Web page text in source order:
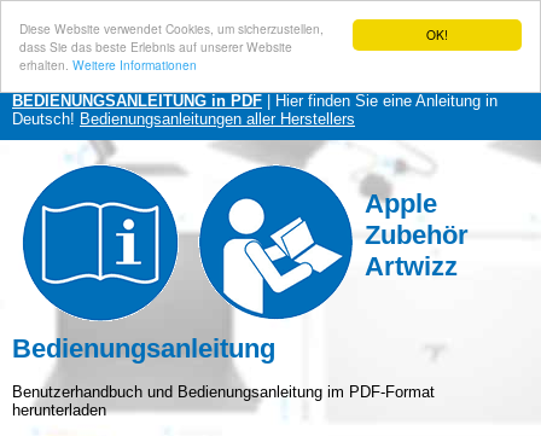
OK!
Diese Website verwendet Cookies, um sicherzustellen,
dass Sie das beste Erlebnis auf unserer Website
erhalten. Weitere Informationen
BEDIENUNGSANLEITUNG in PDF | Hier finden Sie eine Anleitung in
Deutsch! Bedienungsanleitungen aller Herstellers
Apple
Zubehör
Artwizz
Bedienungsanleitung
Benutzerhandbuch und Bedienungsanleitung im PDF-Format
herunterladen